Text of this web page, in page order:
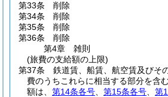
第33条
削除
第34条
削除
第35条
削除
第36条
削除
第4章
雑則
(旅費の支給額の上限)
第37条
鉄道賃、船賃、航空賃及びそ
費のうちこれらに相当する部分を含
額は、 第14条各号 第15条各号 第